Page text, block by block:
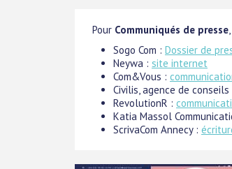
Pour Communiqués de presse
Sogo Com : Dossier de
Neywa : site internet
Com&Vous :
Civilis, agence de
RevolutionR :
Katia Massol
ScrivaCom Annecy :